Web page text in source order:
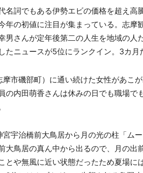
詞でもある伊勢エビの価格を超え高
年の初値に注目が集まっている。志摩
男さんが定年後第二の人生を地域の人
たニュースが5位にランクイン。3カ月
市磯部町）に通い続けた女性があこが
の内田萌香さんは休みの日でも職場で
宇治橋前大鳥居から月の光の柱「ム
大鳥居の真ん中から出るので、月の出
とや無風に近い状態だったため夏場に